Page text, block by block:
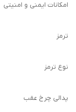
امکانات ایمنی و امنیتی
ترمز
نوع ترمز
پدالی چرخ عقب